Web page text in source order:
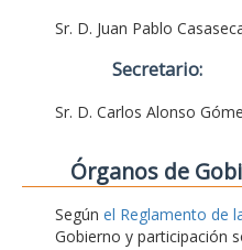
Sr. D. Juan Pablo
Secretario:
Sr. D. Carlos Alonso
Órganos de
Según el Reglamento de
Gobierno y participación